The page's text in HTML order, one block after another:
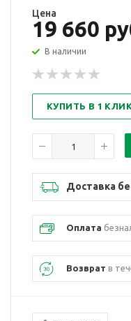
Цена
19 660
В наличии
КУПИТЬ В 1
Доставка
Оплата
Возврат в